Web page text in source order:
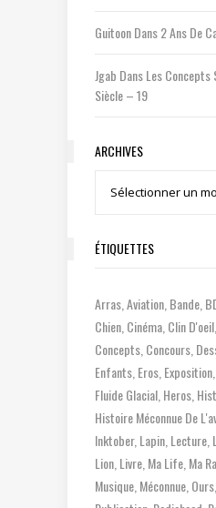
GuitoonDans2 Ans De
Jgab DansLes Concepts
Siècle – 19
ARCHIVES
Archives
ÉTIQUETTES
Arras Aviation Bande
Chien Cinéma Clin D'oeil
Concepts Concours
Enfants Eros Exposition
Fluide Glacial Heros
Histoire Méconnue De
Inktober Lapin Lecture
Lion Livre Ma Life Ma
Musique Méconnue Ours